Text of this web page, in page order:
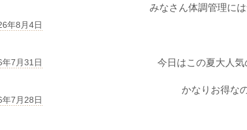
みなさん体調管理に
今日はこの夏大人
かなりお得な
年8月4日
年7月31日
年7月28日